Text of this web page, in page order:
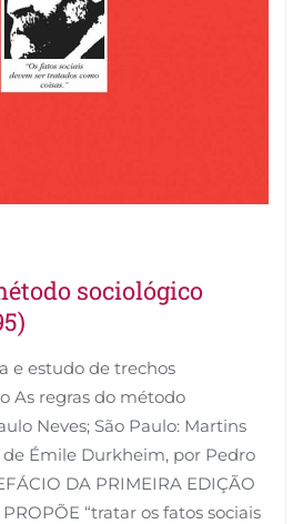
sociológico
e estudo de trechos
As regras do método
Neves; São Paulo: Martins
de Émile Durkheim, por Pedro
DA PRIMEIRA EDIÇÃO
“tratar os fatos sociais